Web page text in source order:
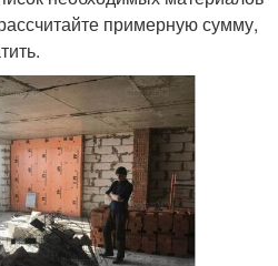
примерную сумму,